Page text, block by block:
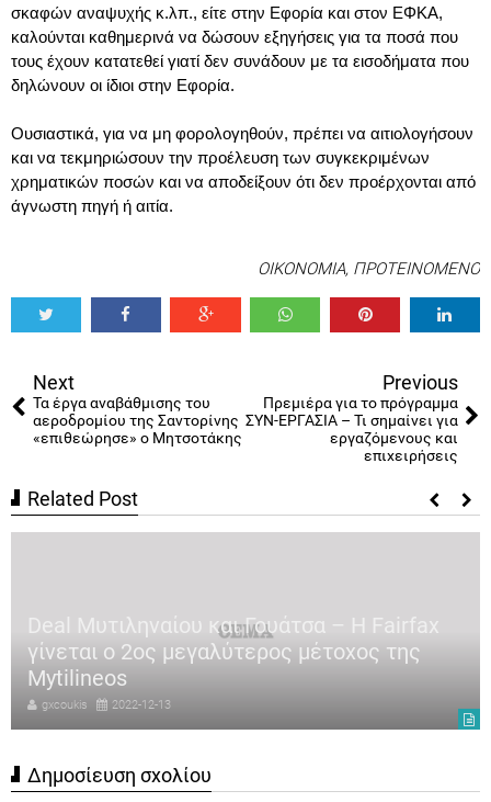
σκαφών αναψυχής κ.λπ., είτε στην Εφορία και στον ΕΦΚΑ,
καλούνται καθημερινά να δώσουν εξηγήσεις για τα ποσά που
τους έχουν κατατεθεί γιατί δεν συνάδουν με τα εισοδήματα που
δηλώνουν οι ίδιοι στην Εφορία.
Ουσιαστικά, για να μη φορολογηθούν, πρέπει να αιτιολογήσουν
και να τεκμηριώσουν την προέλευση των συγκεκριμένων
χρηματικών ποσών και να αποδείξουν ότι δεν προέρχονται από
άγνωστη πηγή ή αιτία.
ΟΙΚΟΝΟΜΙΑ, ΠΡΟΤΕΙΝΟΜΕΝΟ
Next
Τα έργα αναβάθμισης του
αεροδρομίου της Σαντορίνης
«επιθεώρησε» ο Μητσοτάκης
Previous
Πρεμιέρα για το πρόγραμμα
ΣΥΝ-ΕΡΓΑΣΙΑ – Τι σημαίνει για
εργαζόμενους και
επιχειρήσεις
Related Post
Deal Μυτιληναίου και Γουάτσα – Η Fairfax
γίνεται ο 2ος μεγαλύτερος μέτοχος της
Mytilineos
gxcoukis 2022-12-13
Δημοσίευση σχολίου